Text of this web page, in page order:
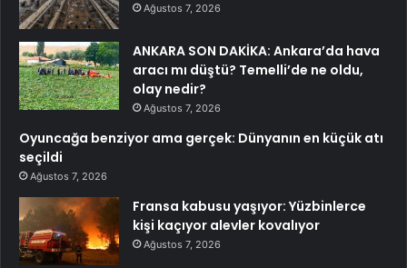
Ağustos 7, 2026
ANKARA SON DAKİKA: Ankara’da hava
aracı mı düştü? Temelli’de ne oldu,
olay nedir?
Ağustos 7, 2026
Oyuncağa benziyor ama gerçek: Dünyanın en küçük atı
seçildi
Ağustos 7, 2026
Fransa kabusu yaşıyor: Yüzbinlerce
kişi kaçıyor alevler kovalıyor
Ağustos 7, 2026